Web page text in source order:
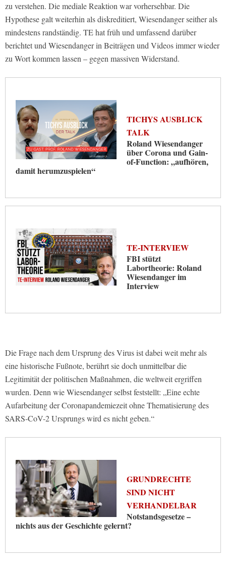
zu verstehen. Die mediale Reaktion war vorhersehbar. Die
Hypothese galt weiterhin als diskreditiert, Wiesendanger seither als
mindestens randständig. TE hat früh und umfassend darüber
berichtet und Wiesendanger in Beiträgen und Videos immer wieder
zu Wort kommen lassen – gegen massiven Widerstand.
TICHYS AUSBLICK
TALK
Roland Wiesendanger
über Corona und Gain-
of-Function: „aufhören,
damit herumzuspielen“
TE-INTERVIEW
FBI stützt
Labortheorie: Roland
Wiesendanger im
Interview
Die Frage nach dem Ursprung des Virus ist dabei weit mehr als
eine historische Fußnote, berührt sie doch unmittelbar die
Legitimität der politischen Maßnahmen, die weltweit ergriffen
wurden. Denn wie Wiesendanger selbst feststellt: „Eine echte
Aufarbeitung der Coronapandemiezeit ohne Thematisierung des
SARS-CoV-2 Ursprungs wird es nicht geben.“
GRUNDRECHTE
SIND NICHT
VERHANDELBAR
Notstandsgesetze –
nichts aus der Geschichte gelernt?